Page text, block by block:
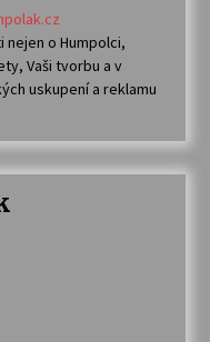
o Humpolci,
Vaši tvorbu a v
uskupení a reklamu